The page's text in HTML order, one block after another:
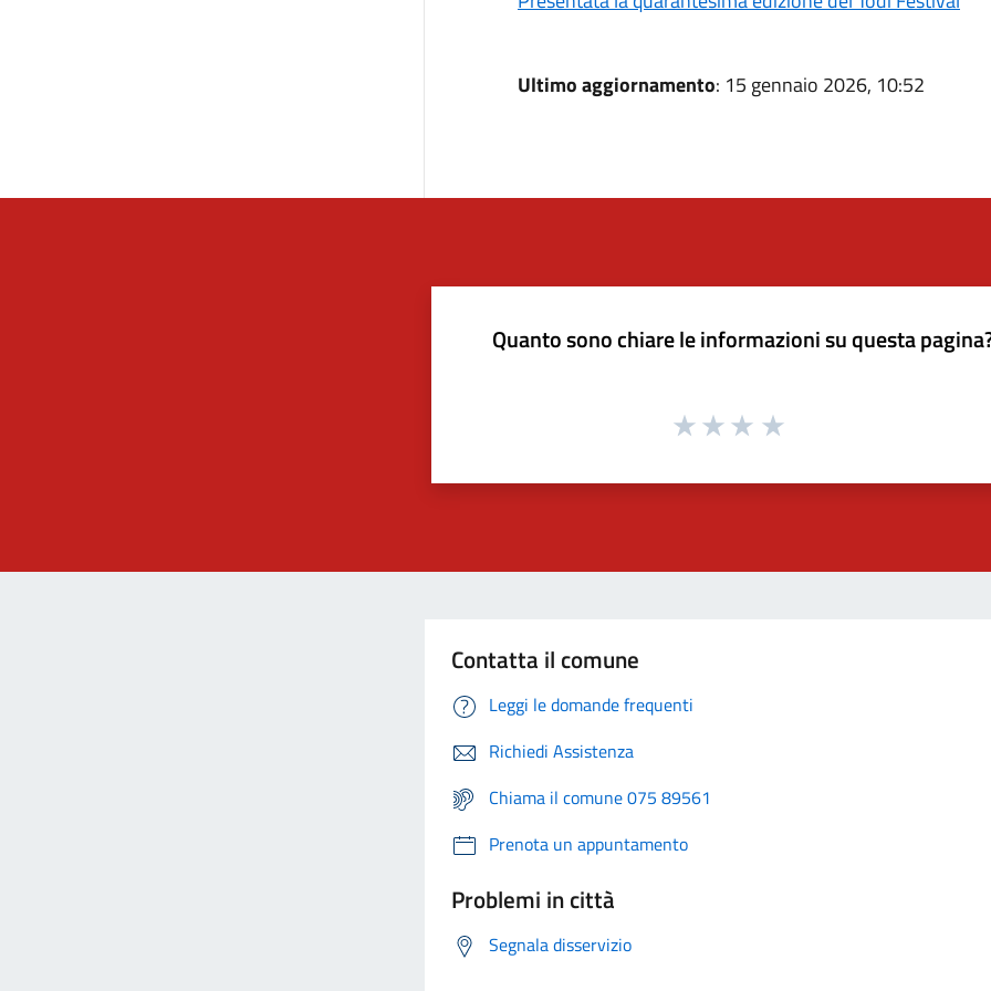
Ultimo aggiornamento: 15 gennaio 2026, 10:52
Quanto sono chiare le informazioni su questa
Contatta il comune
Leggi le domande frequenti
Richiedi Assistenza
Chiama il comune 075 89561
Prenota un appuntamento
Problemi in città
Segnala disservizio